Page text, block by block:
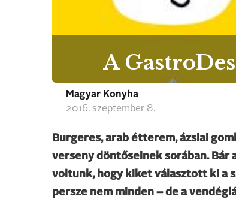
A
Magyar Konyha
2016. szeptember 8.
Burgeres, arab étterem, ázsiai
verseny döntőseinek sorában.
voltunk, hogy kiket választott ki a
persze nem minden – de a